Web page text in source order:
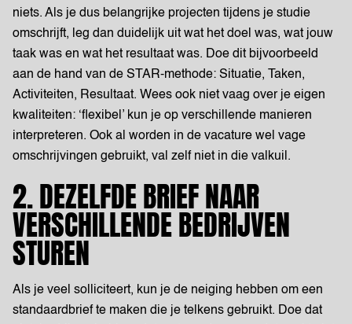
niets. Als je dus belangrijke projecten tijdens je studie
omschrijft, leg dan duidelijk uit wat het doel was, wat jouw
taak was en wat het resultaat was. Doe dit bijvoorbeeld
aan de hand van de STAR-methode: Situatie, Taken,
Activiteiten, Resultaat. Wees ook niet vaag over je eigen
kwaliteiten: ‘flexibel’ kun je op verschillende manieren
interpreteren. Ook al worden in de vacature wel vage
omschrijvingen gebruikt, val zelf niet in die valkuil.
2. DEZELFDE BRIEF NAAR
VERSCHILLENDE BEDRIJVEN
STUREN
Als je veel solliciteert, kun je de neiging hebben om een
standaardbrief te maken die je telkens gebruikt. Doe dat